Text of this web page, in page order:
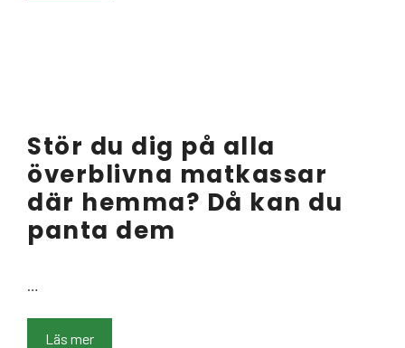
Stör du dig på alla
överblivna matkassar
där hemma? Då kan du
panta dem
…
Läs mer